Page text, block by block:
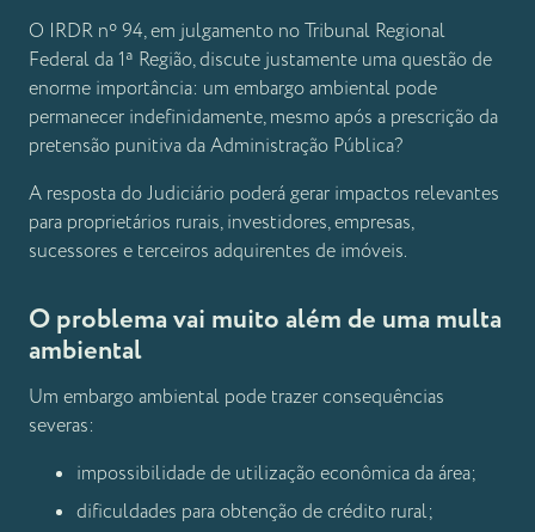
O IRDR nº 94, em julgamento no Tribunal Regional
Federal da 1ª Região, discute justamente uma questão de
enorme importância: um embargo ambiental pode
permanecer indefinidamente, mesmo após a prescrição da
pretensão punitiva da Administração Pública?
A resposta do Judiciário poderá gerar impactos relevantes
para proprietários rurais, investidores, empresas,
sucessores e terceiros adquirentes de imóveis.
O problema vai muito além de uma multa
ambiental
Um embargo ambiental pode trazer consequências
severas:
impossibilidade de utilização econômica da área;
dificuldades para obtenção de crédito rural;